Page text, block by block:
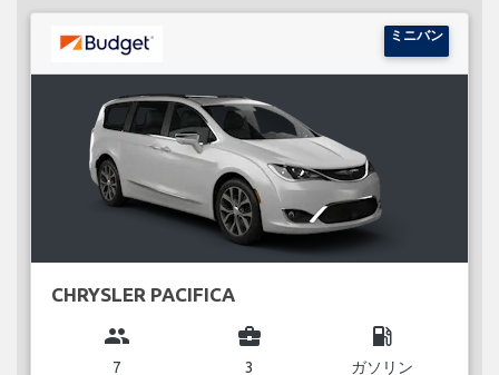
ミニバン
CHRYSLER PACIFICA
group
7
business_center
3
local_gas_station
ガソリン